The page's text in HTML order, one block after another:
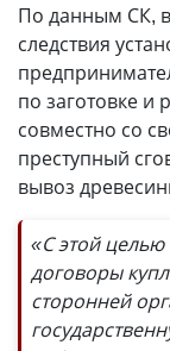
По данным СК,
следствия
по заготовке и
совместно со
преступный
вывоз
«С этой
договоры
сторонней